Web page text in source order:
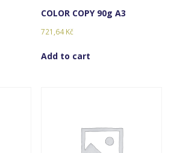
COLOR COPY 90g A3
721,64Kč
Add to cart